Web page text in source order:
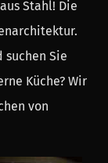
Stahl! Die
suchen Sie
Küche? Wir
von